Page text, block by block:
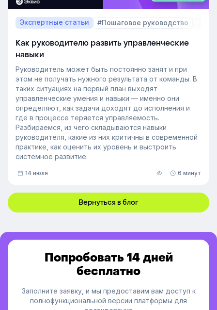
Экспертные статьи #Пошаговое руководство
Как руководителю развить управленческие
навыки
Руководитель может быть постоянно занят и при
этом не получать нужного результата от команды. В
таких ситуациях на первый план выходят
управленческие умения и навыки — именно они
определяют, как задачи доходят до исполнения и
где в процессе теряется управляемость.
Разбираемся, из чего складываются навыки
руководителя, какие из них критичны в современной
практике, как оценить их уровень и выстроить
системное развитие.
14 июля 6 минут
Вернуться в блог
Попробовать 14 дней
бесплатно
Заполните заявку, и мы предоставим вам доступ к
полнофункциональной версии платформы для